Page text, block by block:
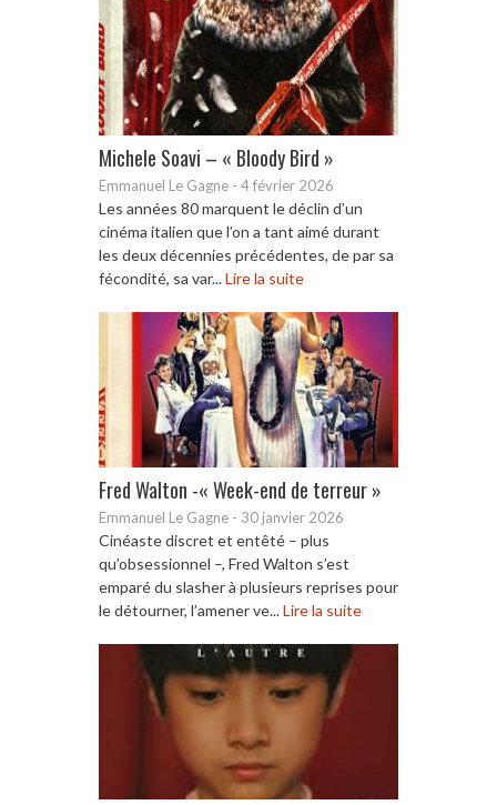
Michele Soavi – « Bloody Bird »
Emmanuel Le Gagne - 4 février 2026
Les années 80 marquent le déclin d’un
cinéma italien que l’on a tant aimé durant
les deux décennies précédentes, de par sa
fécondité, sa var...Lire la suite
Fred Walton -« Week-end de terreur »
Emmanuel Le Gagne - 30 janvier 2026
Cinéaste discret et entêté – plus
qu’obsessionnel –, Fred Walton s’est
emparé du slasher à plusieurs reprises pour
le détourner, l’amener ve...Lire la suite